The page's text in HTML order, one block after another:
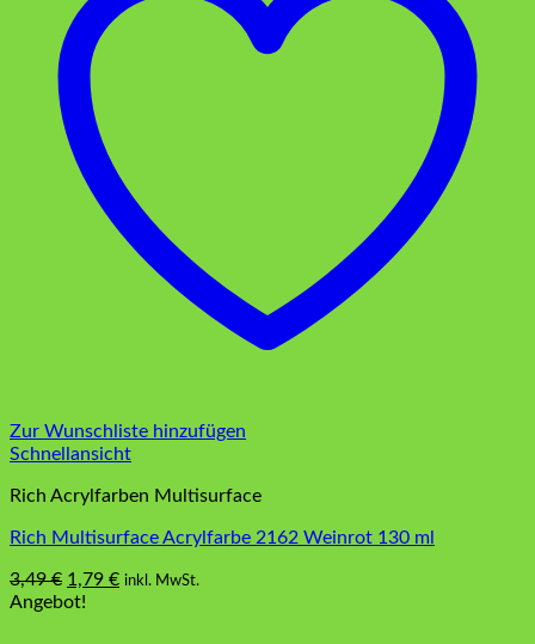
Zur Wunschliste hinzufügen
Schnellansicht
Rich Acrylfarben Multisurface
Rich Multisurface Acrylfarbe 2162 Weinrot 130 ml
3,49€ Ursprünglicher
Preis
1,79 €Aktueller
inkl. MwSt.
Angebot!